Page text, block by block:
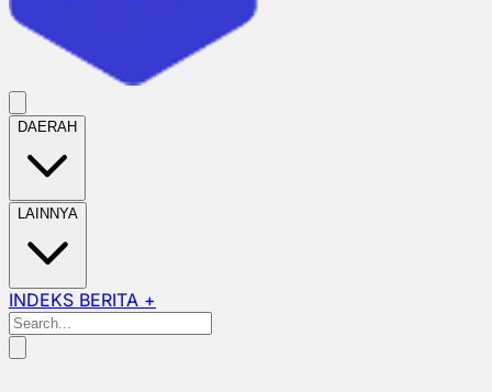
DAERAH
LAINNYA
INDEKS BERITA +